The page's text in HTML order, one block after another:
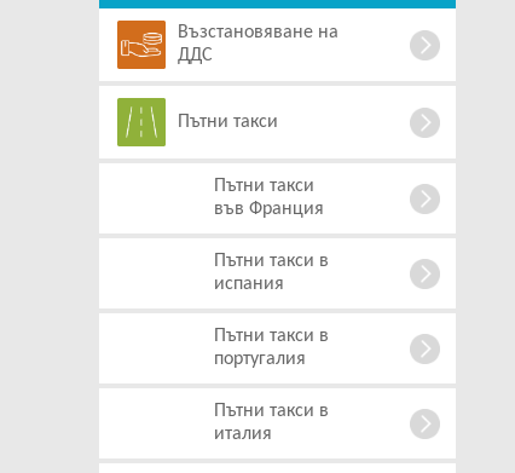
Възстановяване на
ДДС
Пътни такси
Пътни такси
във Франция
Пътни такси в
испания
Пътни такси в
португалия
Пътни такси в
италия